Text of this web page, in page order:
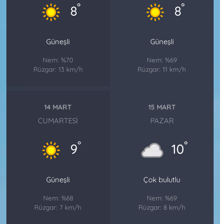
8°
Güneşli
Nem: %70
Rüzgar: 13 km/h
8°
Güneşli
Nem: %69
Rüzgar: 11 km/h
14 MART
CUMARTESI
9°
Güneşli
Nem: %68
Rüzgar: 7 km/h
15 MART
PAZAR
10°
Çok bulutlu
Nem: %69
Rüzgar: 8 km/h